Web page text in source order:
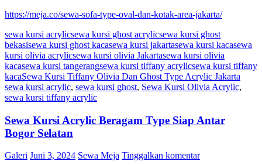
https://meja.co/sewa-sofa-type-oval-dan-kotak-area-jakarta/
sewa kursi acrylicsewa kursi ghost acrylicsewa kursi ghost
bekasisewa kursi ghost kacasewa kursi jakartasewa kursi kacasewa
kursi olivia acrylicsewa kursi olivia Jakartasewa kursi olivia
kacasewa kursi tangerangsewa kursi tiffany acrylicsewa kursi tiffany
kacaSewa Kursi Tiffany Olivia Dan Ghost Type Acrylic Jakarta
sewa kursi acrylic, sewa kursi ghost, Sewa Kursi Olivia Acrylic,
sewa kursi tiffany acrylic
Sewa Kursi Acrylic Beragam Type Siap Antar
Bogor Selatan
Galeri Juni 3, 2024 Sewa Meja Tinggalkan komentar